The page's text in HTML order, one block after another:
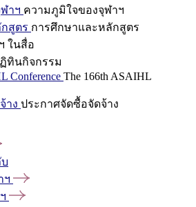
าฯ ความภูมิใจของจุฬาฯ
สูตร การศึกษาและหลักสูตร
ในสื่อ
ทินกิจกรรม
Conference The 166th ASAIHL
าง ประกาศจัดซื้อจัดจ้าง
ฯ